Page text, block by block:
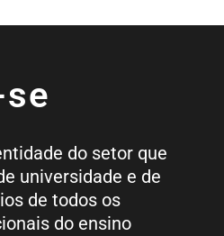
do setor que
universidade e de
de todos os
do ensino